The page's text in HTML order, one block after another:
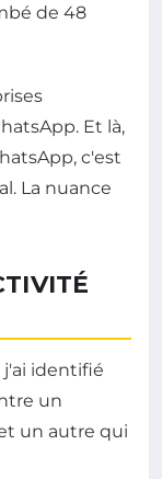
de 48
Et là,
c'est
La nuance
identifié
un
un autre qui